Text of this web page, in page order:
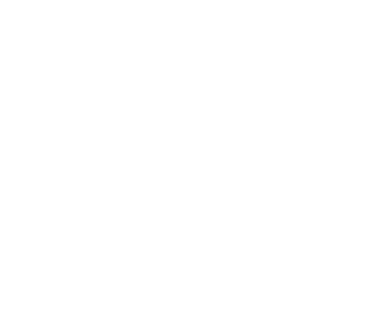
Hosté mohou zaparkovat v garáži nebo na parkovišti
hezký výhled na moře. Je možné rezervovat oddělené
televize a WiFi
hosté mohou trávit různě, v nabídce je například jízda na